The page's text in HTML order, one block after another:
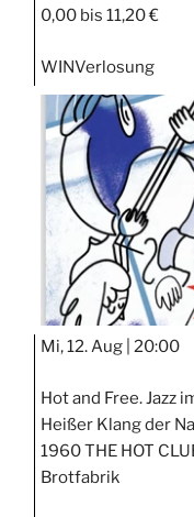
0,00 bis 11,20 €
WINVerlosung
Mi, 12. Aug | 20:00
Hot and Free. Jazz
Heißer Klang der
1960 THE HOT
Brotfabrik